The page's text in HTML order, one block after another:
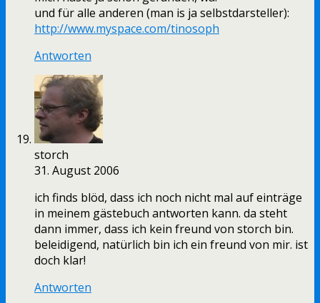
und für alle anderen (man is ja selbstdarsteller):
http://www.myspace.com/tinosoph
Antworten
storch
31. August 2006
ich finds blöd, dass ich noch nicht mal auf einträge
in meinem gästebuch antworten kann. da steht
dann immer, dass ich kein freund von storch bin.
beleidigend, natürlich bin ich ein freund von mir. ist
doch klar!
Antworten